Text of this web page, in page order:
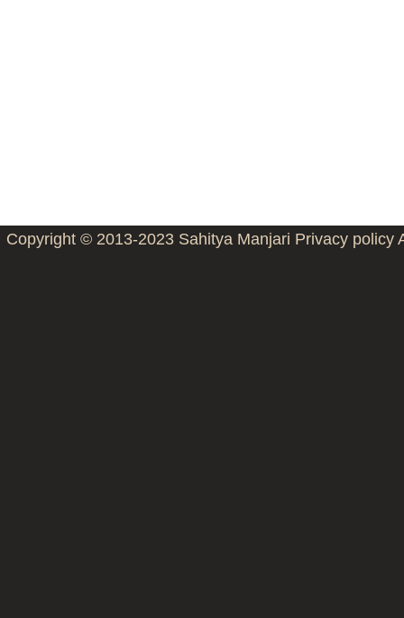
Copyright © 2013-2023 Sahitya Manjari Privacy policy